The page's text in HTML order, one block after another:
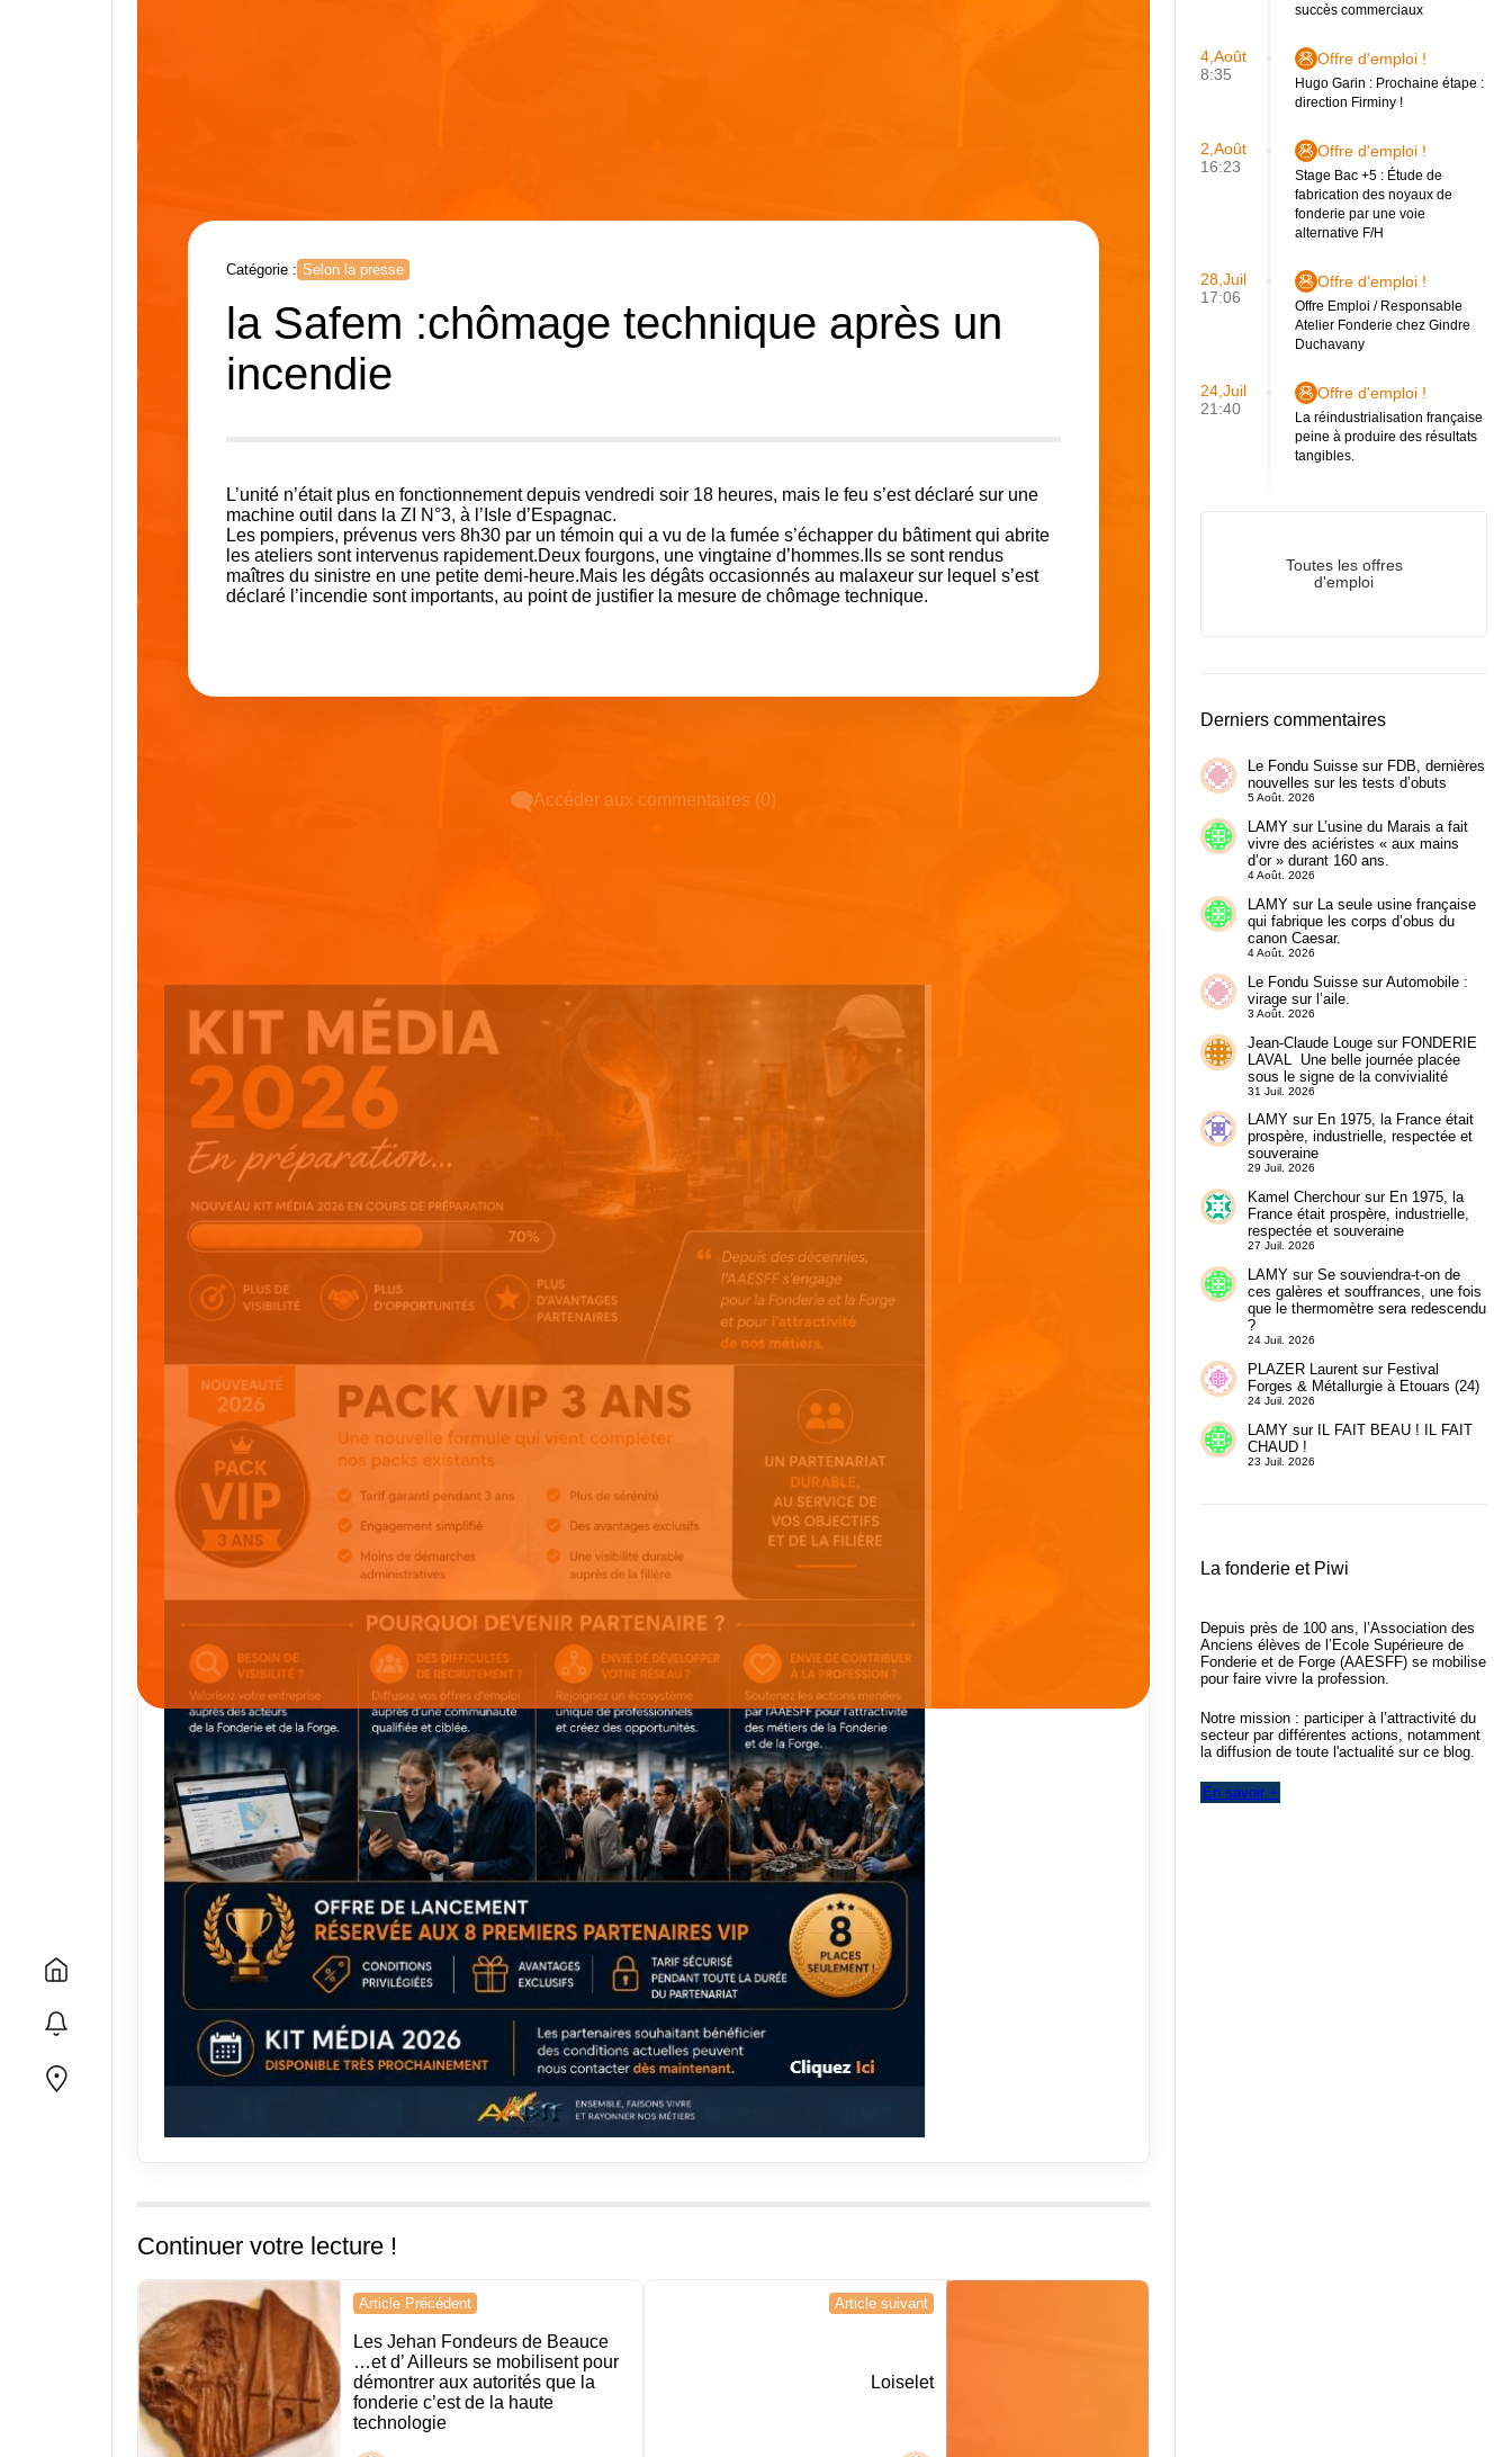
Catégorie : Selon la presse
la Safem :chômage technique après un
incendie
L’unité n’était plus en fonctionnement depuis vendredi soir 18 heures, mais le feu s’est déclaré sur une
machine outil dans la ZI N°3, à l’Isle d’Espagnac.
Les pompiers, prévenus vers 8h30 par un témoin qui a vu de la fumée s’échapper du bâtiment qui abrite
les ateliers sont intervenus rapidement.Deux fourgons, une vingtaine d’hommes.Ils se sont rendus
maîtres du sinistre en une petite demi-heure.Mais les dégâts occasionnés au malaxeur sur lequel s’est
déclaré l’incendie sont importants, au point de justifier la mesure de chômage technique.
Accéder aux commentaires (0)
Continuer votre lecture !
Navigation
de
l’article
Article Précédent
Les Jehan Fondeurs de Beauce
…et d’ Ailleurs se mobilisent pour
démontrer aux autorités que la
fonderie c’est de la haute
technologie
Article suivant
Loiselet
succès commerciaux
4,Août
8:35
Offre d'emploi !
Hugo Garin : Prochaine étape :
direction Firminy !
2,Août
16:23
Offre d'emploi !
Stage Bac +5 : Étude de
fabrication des noyaux de
fonderie par une voie
alternative F/H
28,Juil
17:06
Offre d'emploi !
Offre Emploi / Responsable
Atelier Fonderie chez Gindre
Duchavany
24,Juil
21:40
Offre d'emploi !
La réindustrialisation française
peine à produire des résultats
tangibles.
Toutes les offres
d'emploi
Derniers commentaires
Le Fondu Suissesur FDB, dernières
nouvelles sur les tests d’obuts
5 Août. 2026
LAMYsur L’usine du Marais a fait
vivre des aciéristes « aux mains
d’or » durant 160 ans.
4 Août. 2026
LAMYsur La seule usine française
qui fabrique les corps d’obus du
canon Caesar.
4 Août. 2026
Le Fondu SuissesurAutomobile :
virage sur l’aile.
3 Août. 2026
Jean-Claude Lougesur FONDERIE
LAVAL Une belle journée placée
sous le signe de la convivialité
31 Juil. 2026
LAMYsur En 1975, la France était
prospère, industrielle, respectée et
souveraine
29 Juil. 2026
Kamel Cherchoursur En 1975, la
France était prospère, industrielle,
respectée et souveraine
27 Juil. 2026
LAMYsur Se souviendra-t-on de
ces galères et souffrances, une fois
que le thermomètre sera redescendu
?
24 Juil. 2026
PLAZER Laurentsur Festival
Forges & Métallurgie à Etouars (24)
24 Juil. 2026
LAMYsur IL FAIT BEAU ! IL FAIT
CHAUD !
23 Juil. 2026
La fonderie et Piwi
Depuis près de 100 ans, l’Association des
Anciens élèves de l’Ecole Supérieure de
Fonderie et de Forge (AAESFF) se mobilise
pour faire vivre la profession.
Notre mission : participer à l’attractivité du
secteur par différentes actions, notamment
la diffusion de toute l'actualité sur ce blog.
En savoir +